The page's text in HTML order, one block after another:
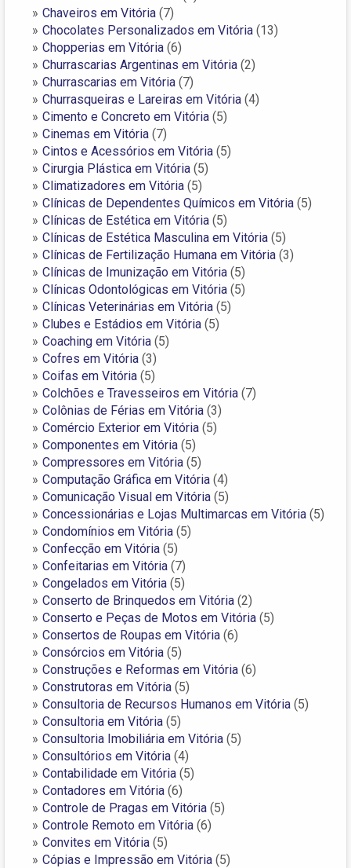
Chaveiros em Vitória (7)
Chocolates Personalizados em Vitória (13)
Chopperias em Vitória (6)
Churrascarias Argentinas em Vitória (2)
Churrascarias em Vitória (7)
Churrasqueiras e Lareiras em Vitória (4)
Cimento e Concreto em Vitória (5)
Cinemas em Vitória (7)
Cintos e Acessórios em Vitória (5)
Cirurgia Plástica em Vitória (5)
Climatizadores em Vitória (5)
Clínicas de Dependentes Químicos em Vitória (5)
Clínicas de Estética em Vitória (5)
Clínicas de Estética Masculina em Vitória (5)
Clínicas de Fertilização Humana em Vitória (3)
Clínicas de Imunização em Vitória (5)
Clínicas Odontológicas em Vitória (5)
Clínicas Veterinárias em Vitória (5)
Clubes e Estádios em Vitória (5)
Coaching em Vitória (5)
Cofres em Vitória (3)
Coifas em Vitória (5)
Colchões e Travesseiros em Vitória (7)
Colônias de Férias em Vitória (3)
Comércio Exterior em Vitória (5)
Componentes em Vitória (5)
Compressores em Vitória (5)
Computação Gráfica em Vitória (4)
Comunicação Visual em Vitória (5)
Concessionárias e Lojas Multimarcas em Vitória (5)
Condomínios em Vitória (5)
Confecção em Vitória (5)
Confeitarias em Vitória (7)
Congelados em Vitória (5)
Conserto de Brinquedos em Vitória (2)
Conserto e Peças de Motos em Vitória (5)
Consertos de Roupas em Vitória (6)
Consórcios em Vitória (5)
Construções e Reformas em Vitória (6)
Construtoras em Vitória (5)
Consultoria de Recursos Humanos em Vitória (5)
Consultoria em Vitória (5)
Consultoria Imobiliária em Vitória (5)
Consultórios em Vitória (4)
Contabilidade em Vitória (5)
Contadores em Vitória (6)
Controle de Pragas em Vitória (5)
Controle Remoto em Vitória (6)
Convites em Vitória (5)
Cópias e Impressão em Vitória (5)